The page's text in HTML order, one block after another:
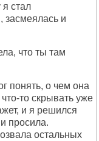
стал
засмеялась и
что ты там
понять, о чем она
то скрывать уже
и я решился
просила.
остальных